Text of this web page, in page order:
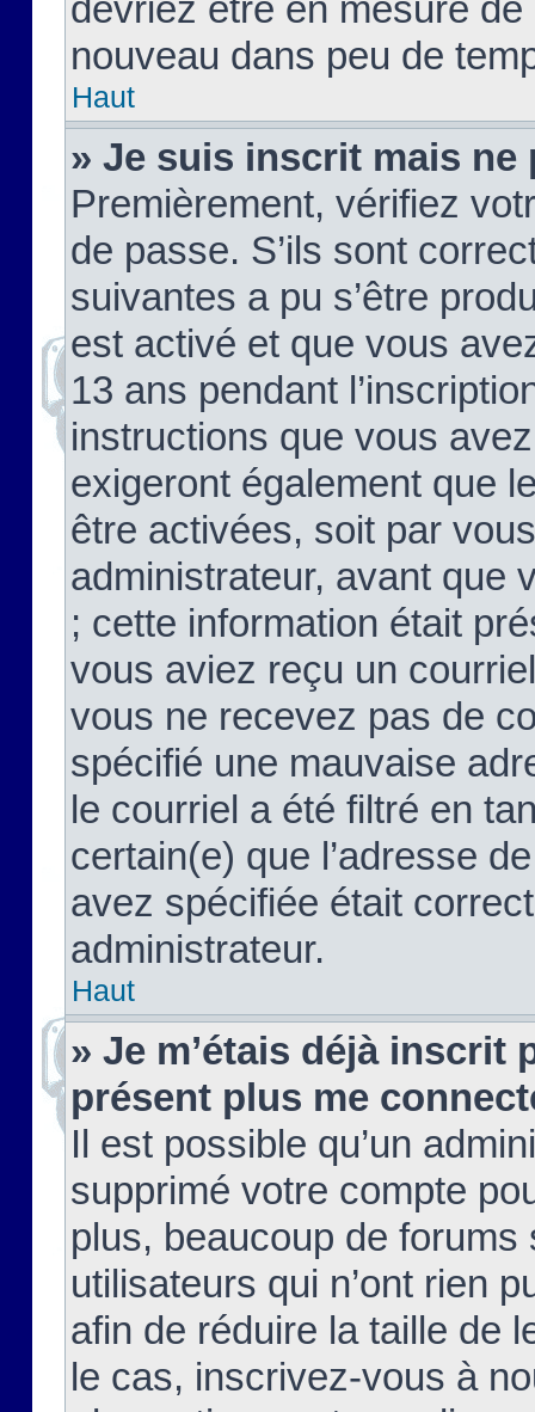
devriez être en mesure
nouveau dans peu de
Haut
» Je suis inscrit mais ne
Premièrement, vérifiez
de passe. S’ils sont
suivantes a pu s’être
est activé et que vous
13 ans pendant
instructions que vous
exigeront également que
être activées, soit par
administrateur, avant que
; cette information était
vous aviez reçu un
vous ne recevez pas de
spécifié une mauvaise
le courriel a été filtré en
certain(e) que l’adresse
avez spécifiée était
administrateur.
Haut
» Je m’étais déjà inscrit
présent plus me
Il est possible qu’un
supprimé votre compte
plus, beaucoup de
utilisateurs qui n’ont rien
afin de réduire la taille de
le cas, inscrivez-vous à